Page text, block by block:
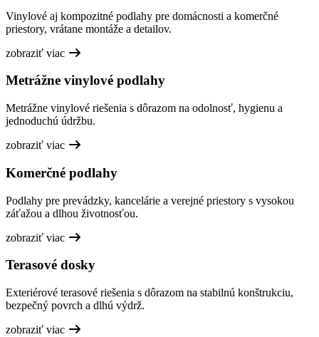
Vinylové aj kompozitné podlahy pre domácnosti a komerčné
priestory, vrátane montáže a detailov.
zobraziť viac
Metrážne vinylové podlahy
Metrážne vinylové riešenia s dôrazom na odolnosť, hygienu a
jednoduchú údržbu.
zobraziť viac
Komerčné podlahy
Podlahy pre prevádzky, kancelárie a verejné priestory s vysokou
záťažou a dlhou životnosťou.
zobraziť viac
Terasové dosky
Exteriérové terasové riešenia s dôrazom na stabilnú konštrukciu,
bezpečný povrch a dlhú výdrž.
zobraziť viac